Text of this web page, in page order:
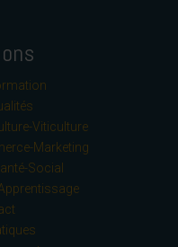
Viticulture
Marketing
Social